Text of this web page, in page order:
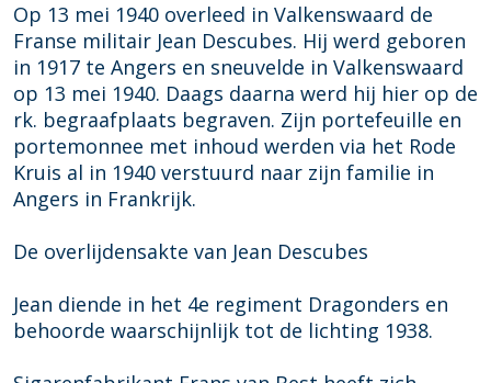
Op 13 mei 1940 overleed in Valkenswaard de
Franse militair Jean Descubes. Hij werd geboren
in 1917 te Angers en sneuvelde in Valkenswaard
op 13 mei 1940. Daags daarna werd hij hier op de
rk. begraafplaats begraven. Zijn portefeuille en
portemonnee met inhoud werden via het Rode
Kruis al in 1940 verstuurd naar zijn familie in
Angers in Frankrijk.
De overlijdensakte van Jean Descubes
Jean diende in het 4e regiment Dragonders en
behoorde waarschijnlijk tot de lichting 1938.